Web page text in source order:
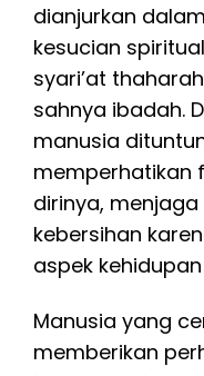
dianjurkan
kesucian
syari’at
sahnya ibadah.
manusia
memperhatikan
dirinya,
kebersihan
aspek
Manusia yang
memberikan